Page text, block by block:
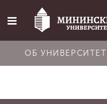
ОБ